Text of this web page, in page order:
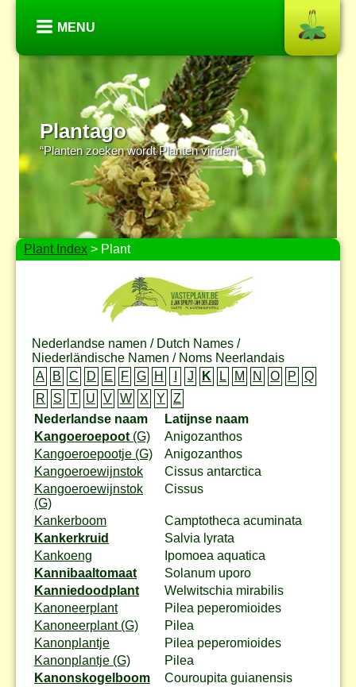
MENU
Plantago
“Planten zoeken wordt Planten vinden”
Plant Index > Plant
Nederlandse namen / Dutch Names /
Niederländische Namen / Noms Neerlandais
A
B C D E F G H J K L M N O P
Q
R
S T U V W X Y
Z
Nederlandse naam
Latijnse naam
Kangoeroepoot (G)
Anigozanthos
Kangoeroepootje (G)
Anigozanthos
Kangoeroewijnstok
Cissus antarctica
Kangoeroewijnstok
(G)
Cissus
Kankerboom
Camptotheca acuminata
Kankerkruid
Salvia lyrata
Kankoeng
Ipomoea aquatica
Kannibaaltomaat
Solanum uporo
Kanniedoodplant
Welwitschia mirabilis
Kanoneerplant
Pilea peperomioides
Kanoneerplant (G)
Pilea
Kanonplantje
Pilea peperomioides
Kanonplantje (G)
Pilea
Kanonskogelboom
Couroupita guianensis